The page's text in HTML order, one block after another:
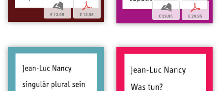
b
€ 13,95
p
€ 13,95
b
€ 29,95
p
€ 29,95